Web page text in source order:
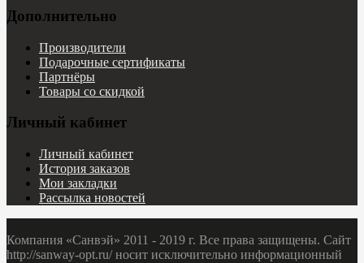
Дополнительно
Производители
Подарочные сертификаты
Партнёры
Товары со скидкой
Личный кабинет
Личный кабинет
История заказов
Мои закладки
Рассылка новостей
Компания «Санвэй» 2011 - 2019 г. Все права защищены. Сайт
http://sanway-opt.ru/ носит исключительно информационный